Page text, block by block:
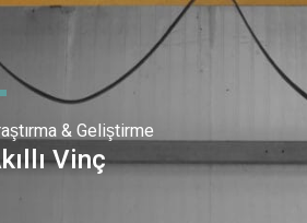
& Geliştirme
Vinç